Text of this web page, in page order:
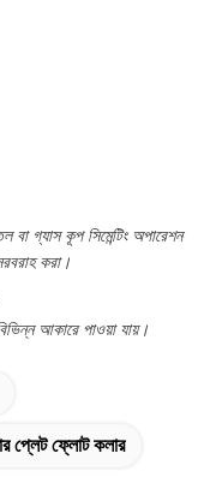
বা গ্যাস কূপ সিমেন্টিং অপারেশন
করা।
আকারে পাওয়া যায়।
প্লেট ফ্লোট কলার